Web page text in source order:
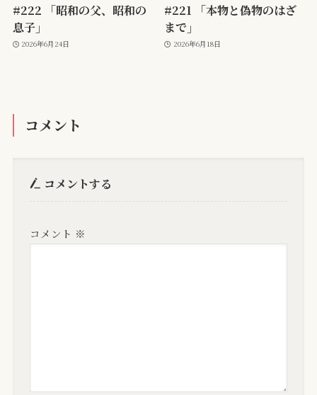
#222 「昭和の父、昭和の
息子」
2026年6月24日
#221 「本物と偽物のはざ
まで」
2026年6月18日
コメント
コメントする
コメント ※